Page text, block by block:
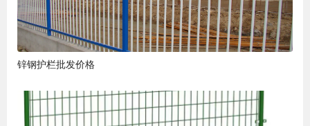
锌钢护栏批发价格